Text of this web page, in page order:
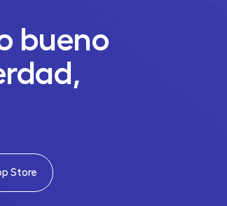
bueno
Store